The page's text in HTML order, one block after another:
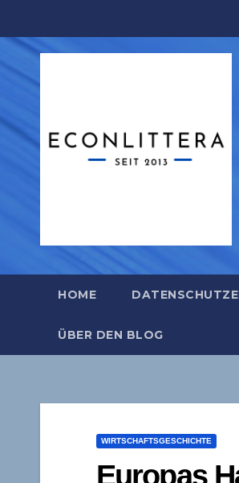
Inhalt
springen
HOME
ÜBER DEN BLOG
WIRTSCHAFTSGESCHICHTE
Europas